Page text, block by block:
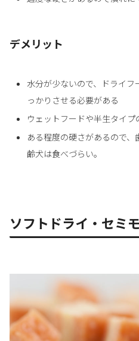
デメリット
水分が少ないので、ドライ
っかりさせる必要がある
ウェットフードや半生タイプ
ある程度の硬さがあるので
齢犬は食べづらい。
ソフトドライ・セミ